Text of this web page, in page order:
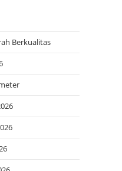
Berkualitas